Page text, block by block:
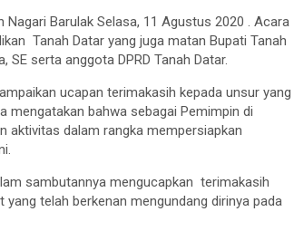
Nagari Barulak Selasa, 11 Agustus 2020 . Acara
Tanah Datar yang juga matan Bupati Tanah
SE serta anggota DPRD Tanah Datar.
ucapan terimakasih kepada unsur yang
mengatakan bahwa sebagai Pemimpin di
aktivitas dalam rangka mempersiapkan
sambutannya mengucapkan terimakasih
telah berkenan mengundang dirinya pada